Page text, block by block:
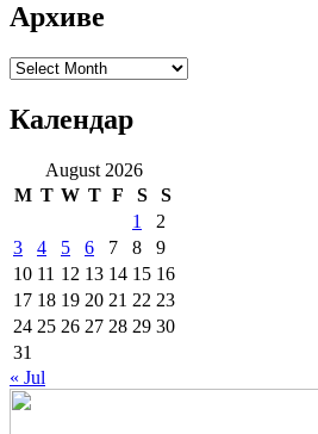
Архиве
Архиве
Календар
August 2026
M T W T F S
S
1
2
3
4 5 6 7 8
9
10 11 12 13 14 15 16
17 18 19 20 21 22 23
24 25 26 27 28 29 30
31
« Jul